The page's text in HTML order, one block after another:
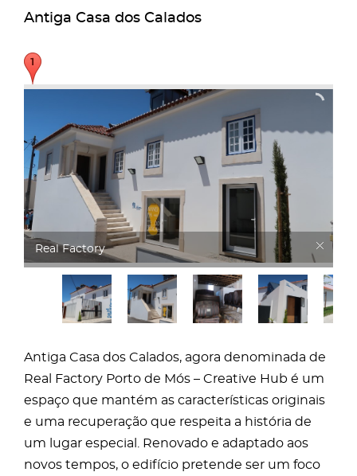
Antiga Casa dos Calados
Real Factory
Antiga Casa dos Calados, agora denominada de
Real Factory Porto de Mós – Creative Hub é um
espaço que mantém as características originais
e uma recuperação que respeita a história de
um lugar especial. Renovado e adaptado aos
novos tempos, o edifício pretende ser um foco